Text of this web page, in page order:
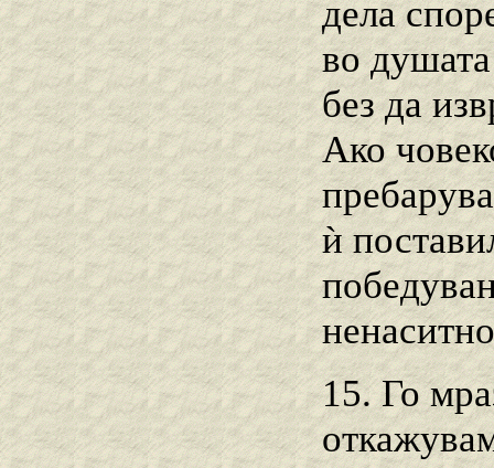
дела
во
без да
Ако
ѝ
15. Го